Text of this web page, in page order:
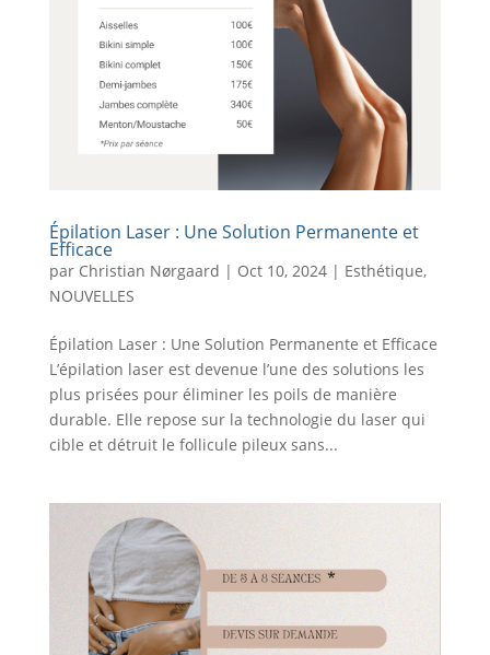
Épilation Laser : Une Solution Permanente et
Efficace
par Christian Nørgaard | Oct 10, 2024| Esthétique,
NOUVELLES
Épilation Laser : Une Solution Permanente et Efficace
L’épilation laser est devenue l’une des solutions les
plus prisées pour éliminer les poils de manière
durable. Elle repose sur la technologie du laser qui
cible et détruit le follicule pileux sans...